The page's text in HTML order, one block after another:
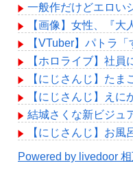
一般作だけどエロい
【画像】女性、『
【VTuber】パトラ
【ホロライブ】社
【にじさんじ】た
【にじさんじ】え
結城さくな新ビジュ
【にじさんじ】お風
Powered by livedoor